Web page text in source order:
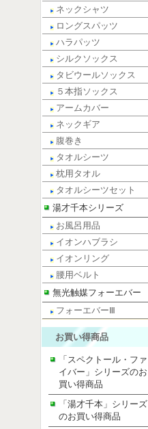
ネックシャツ
ロングスパッツ
ハラパッツ
シルクソックス
タビウールソックス
５本指ソックス
アームカバー
ネックギア
腹巻き
タオルシーツ
枕用タオル
タオルシーツセット
湯才千本シリーズ
お風呂用品
イオンハブラシ
イオンリング
腰用ベルト
無光触媒フォーエバー
フォーエバーⅢ
お買い得商品
「スペクトール・ファ
イバー」シリーズのお
買い得商品
「湯才千本」シリーズ
のお買い得商品